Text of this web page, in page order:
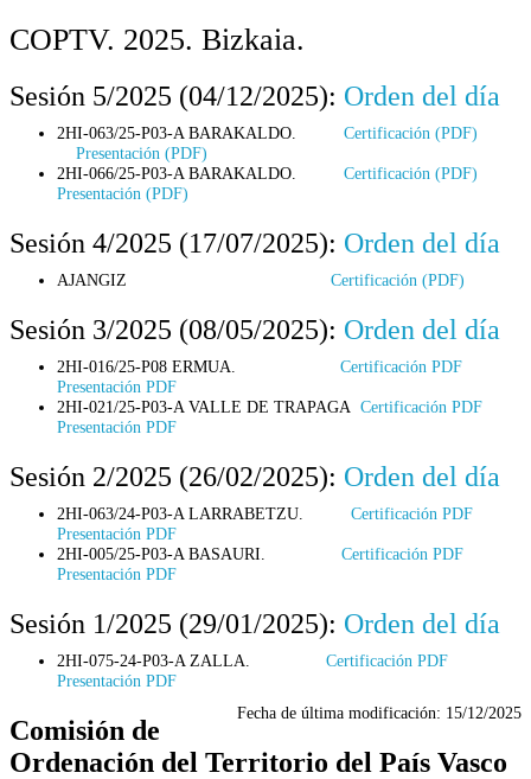
COPTV. 2025. Bizkaia.
Sesión 5/2025 (04/12/2025): Orden del día
2HI-063/25-P03-A BARAKALDO.
Certificación (PDF)
Presentación (PDF)
2HI-066/25-P03-A BARAKALDO.
Certificación (PDF)
Presentación (PDF)
Sesión 4/2025 (17/07/2025): Orden del día
AJANGIZ Certificación (PDF)
Sesión 3/2025 (08/05/2025): Orden del día
2HI-016/25-P08 ERMUA.
Certificación PDF
Presentación PDF
2HI-021/25-P03-A VALLE DE TRAPAGA Certificación PDF
Presentación PDF
Sesión 2/2025 (26/02/2025): Orden del día
2HI-063/24-P03-A LARRABETZU. Certificación PDF
Presentación PDF
2HI-005/25-P03-A BASAURI.
Certificación PDF
Presentación PDF
Sesión 1/2025 (29/01/2025): Orden del día
2HI-075-24-P03-A ZALLA. Certificación PDF
Presentación PDF
Fecha de última modificación: 15/12/2025
Comisión de
Ordenación del Territorio del País Vasco